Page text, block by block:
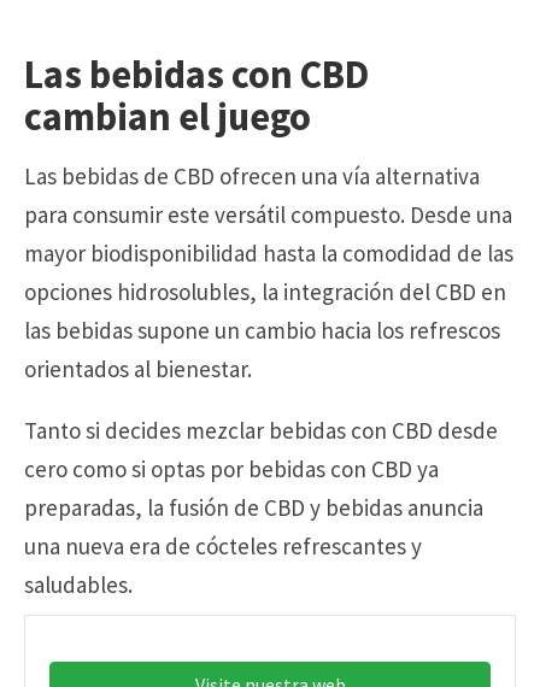
Las bebidas con CBD
cambian el juego
Las bebidas de CBD ofrecen una vía alternativa
para consumir este versátil compuesto. Desde una
mayor biodisponibilidad hasta la comodidad de las
opciones hidrosolubles, la integración del CBD en
las bebidas supone un cambio hacia los refrescos
orientados al bienestar.
Tanto si decides mezclar bebidas con CBD desde
cero como si optas por bebidas con CBD ya
preparadas, la fusión de CBD y bebidas anuncia
una nueva era de cócteles refrescantes y
saludables.